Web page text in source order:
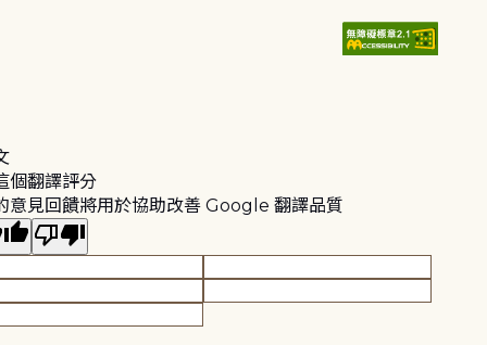
個翻譯評分
意見回饋將用於協助改善 Google 翻譯品質